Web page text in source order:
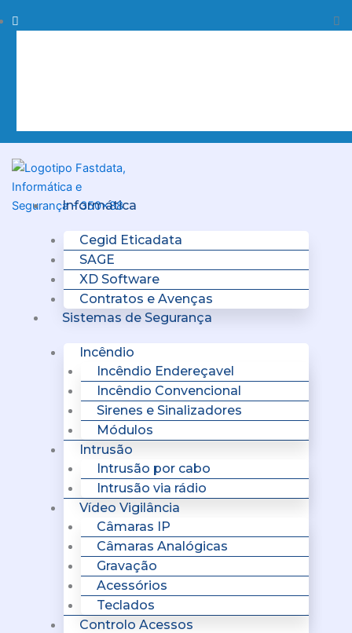
to
Procurar
Informática
Cegid Eticadata
SAGE
XD Software
Contratos e Avenças
Sistemas de Segurança
Incêndio
Incêndio Endereçavel
Incêndio Convencional
Sirenes e Sinalizadores
Módulos
Intrusão
Intrusão por cabo
Intrusão via rádio
Vídeo Vigilância
Câmaras IP
Câmaras Analógicas
Gravação
Acessórios
Teclados
Controlo Acessos
Menu